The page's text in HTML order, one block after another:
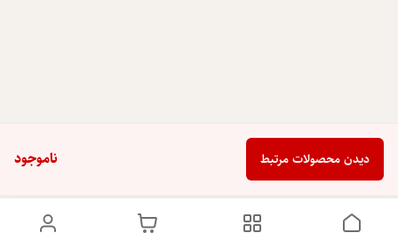
ناموجود دیدن محصولات مرتبط